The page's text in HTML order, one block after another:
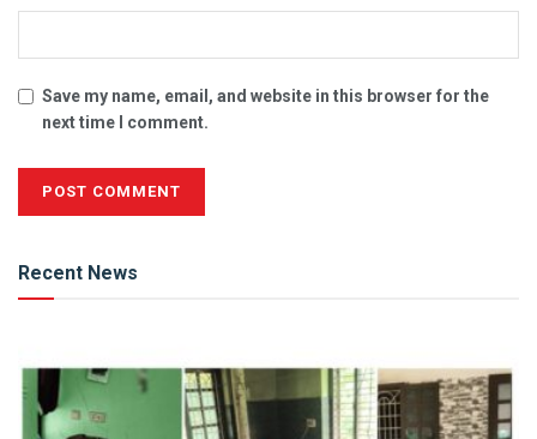
Save my name, email, and website in this browser for the
next time I comment.
Recent News